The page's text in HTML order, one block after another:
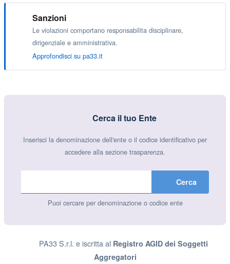
Sanzioni
Le violazioni comportano responsabilita disciplinare,
dirigenziale e amministrativa.
Approfondisci su pa33.it
Cerca il tuo Ente
Inserisci la denominazione dell'ente o il codice identificativo per
accedere alla sezione trasparenza.
Cerca
Puoi cercare per denominazione o codice ente
PA33 S.r.l. e iscritta al Registro AGID dei Soggetti
Aggregatori